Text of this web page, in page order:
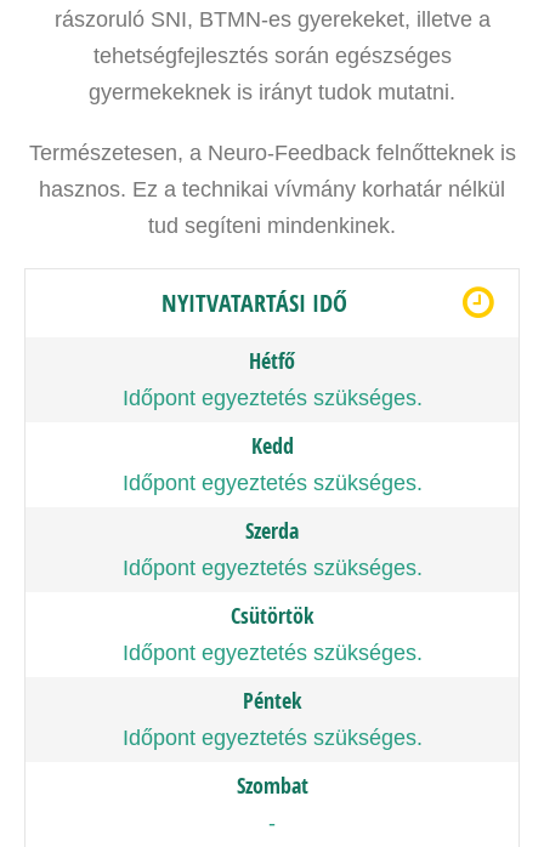
rászoruló SNI, BTMN-es gyerekeket, illetve a
tehetségfejlesztés során egészséges
gyermekeknek is irányt tudok mutatni.
Természetesen, a Neuro-Feedback felnőtteknek is
hasznos. Ez a technikai vívmány korhatár nélkül
tud segíteni mindenkinek.
NYITVATARTÁSI IDŐ
Hétfő
Időpont egyeztetés szükséges.
Kedd
Időpont egyeztetés szükséges.
Szerda
Időpont egyeztetés szükséges.
Csütörtök
Időpont egyeztetés szükséges.
Péntek
Időpont egyeztetés szükséges.
Szombat
-